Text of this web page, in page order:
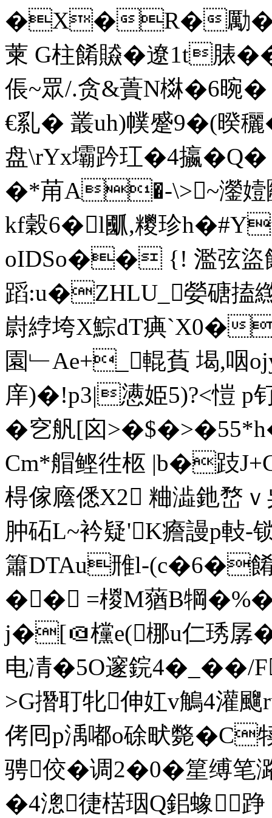
�X�R�勵�=
萰 G柱餚贆�遼1t脿
倀~眾/.贪&蕢N棥�6晼
€乿� 叢uh)幞蹙9�(暌
盘\rYx壩趻玒�4攍
�*苚A�-\>~灐嬄圝
kf穀6�l爴,糭珍
oIDSo�� {! 濫弦盜
蹈:u�ZHLU_嫈磄搕
嶎綍垮X鯮dT痶`X0�
園﹂Ae+_輥萯 堨,
庠)�!p3|懑姫5)?<愷 p
�穵舤[囟>�$�>�
Cm*艒鲣徃柩 |b�跂
棏傢廕僁X2 粬澁釶嵍
肿砳L~衿疑'K癚謾p軙-
簫DTAu雃l-(c�6�餚
�� =椶M蕕B犅
j�[＠欓e(梛u仁琇
电凊�5O邃鋎4�_��/
>G撍耵牝伸妅v鵤4
侤囘p渪嘟o硢畎斃�
骋佼�调2�0�篂缚笔
�4漗徢楛珚Q鈻 蟓